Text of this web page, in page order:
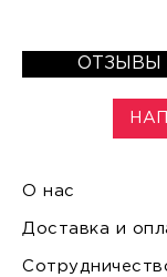
ОТЗЫВЫ
О нас
Доставка и